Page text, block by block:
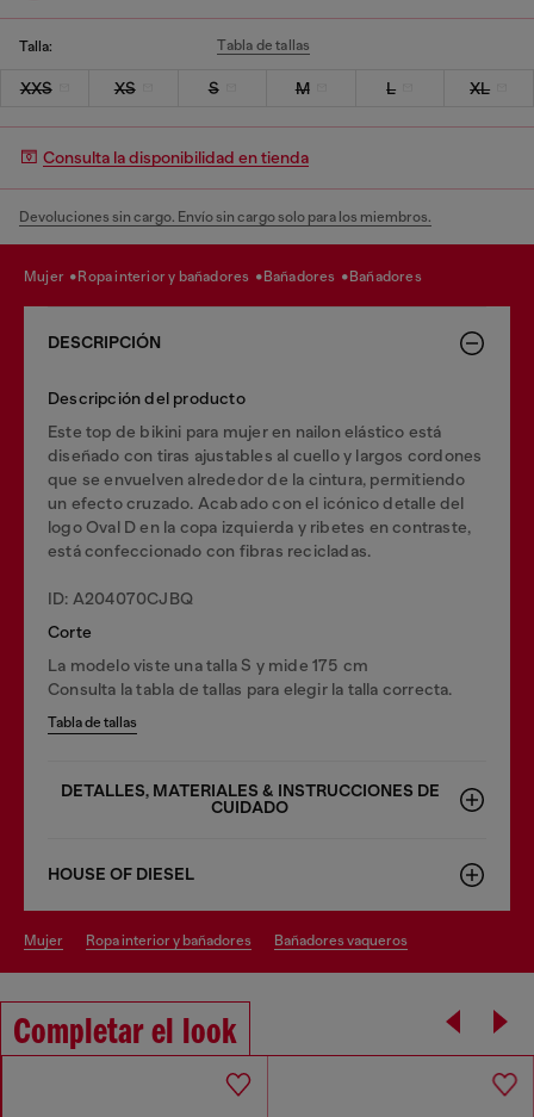
Talla: Tabla de tallas
XXS XS S M L XL
Consulta la disponibilidad en tienda
Devoluciones sin cargo. Envío sin cargo solo para los miembros.
mujer ropa interior y bañadores bañadores bañadores
DESCRIPCIÓN
Descripción del producto
Este top de bikini para mujer en nailon elástico está
diseñado con tiras ajustables al cuello y largos cordones
que se envuelven alrededor de la cintura, permitiendo
un efecto cruzado. Acabado con el icónico detalle del
logo Oval D en la copa izquierda y ribetes en contraste,
está confeccionado con fibras recicladas.
ID: A204070CJBQ
Corte
La modelo viste una talla S y mide 175 cm
Consulta la tabla de tallas para elegir la talla correcta.
Tabla de tallas
DETALLES, MATERIALES & INSTRUCCIONES DE
CUIDADO
HOUSE OF DIESEL
mujer ropa interior y bañadores bañadores vaqueros
Completar el look